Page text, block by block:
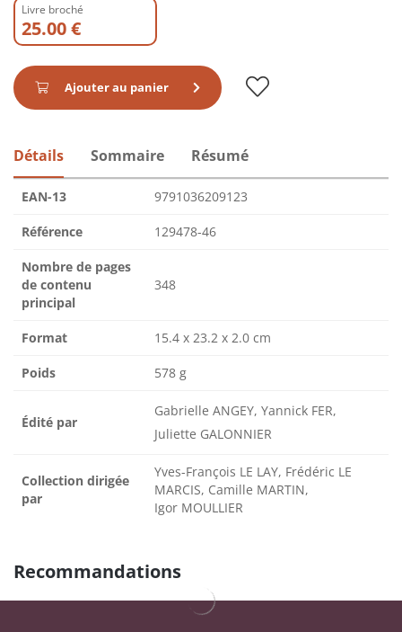
Livre broché
25.00 €
Ajouter au panier
Détails Sommaire Résumé
EAN-13 9791036209123
Référence 129478-46
Nombre de pages
de contenu
principal
348
Format 15.4 x 23.2 x 2.0 cm
Poids 578 g
Édité par
Gabrielle ANGEY, Yannick FER,
Juliette GALONNIER
Collection dirigée
par
Yves-François LE LAY, Frédéric LE
MARCIS, Camille MARTIN,
Igor MOULLIER
Recommandations